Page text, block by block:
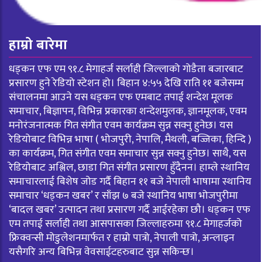
हाम्रो बारेमा
धड्कन एफ एम ९१.८ मेगाहर्ज सर्लाही जिल्लाको गोडैता बजारबाट
प्रसारण हुने रेडियो स्टेशन हो। बिहान ४:५५ देखि राति ११ बजेसम्म
संचालनमा आउने यस धड्कन एफ एमबाट तपाई शन्देश मूलक
समाचार, बिज्ञापन, विभिन्न प्रकारका शन्देशमुलक, ज्ञानमूलक, एवम
मनोरंजनात्मक गित संगीत एवम कार्यक्रम सुन्न सक्नु हुनेछ। यस
रेडियोबाट विभिन्न भाषा ( भोजपुरी, नेपालि, मैथली, बज्जिका, हिन्दि )
का कार्यक्रम, गित संगीत एवम समाचार सुन्न सक्नु हुनेछ। साथै, यस
रेडियोबाट अश्लिल, छाडा गित संगीत प्रसारण हुँदैनन। हाम्ले स्थानिय
समाचारलाई बिशेष जोड गर्दै बिहान ११ बजे नेपाली भाषामा स्थानिय
समाचार ‘धड्कन खबर’ र साँझ ७ बजे स्थानिय भाषा भोजपुरीमा
‘बादल खबर’ उत्पादन तथा प्रसारण गर्दै आईरहेका छौ। धड्कन एफ
एम तपाई सर्लाही तथा आसपासका जिल्लाहरुमा ९१.८ मेगाहर्जको
फ्रिक्वन्सी मोडुलेशनमार्फत र हाम्रो पात्रो, नेपाली पात्रो, अन्लाइन
यसैगरि अन्य बिभिन्न वेवसाईटहरुबाट सुन्न सकिन्छ।